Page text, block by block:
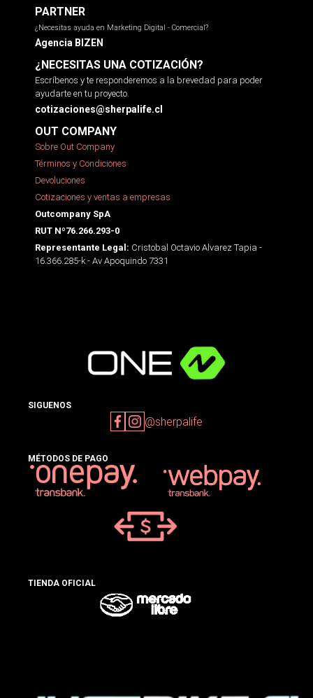
PARTNER
¿Necesitas ayuda en Marketing Digital - Comercial?
Agencia BIZEN
¿NECESITAS UNA COTIZACIÓN?
Escríbenos y te responderemos a la brevedad para poder
ayudarte en tu proyecto.
cotizaciones@sherpalife.cl
OUT COMPANY
Sobre Out Company
Términos y Condiciones
Devoluciones
Cotizaciones y ventas a empresas
Outcompany SpA
RUT Nº76.266.293-0
Representante Legal: Cristobal Octavio Alvarez Tapia -
16.366.285-k - Av Apoquindo 7331
SIGUENOS
@sherpalife
MÉTODOS DE PAGO
TIENDA OFICIAL